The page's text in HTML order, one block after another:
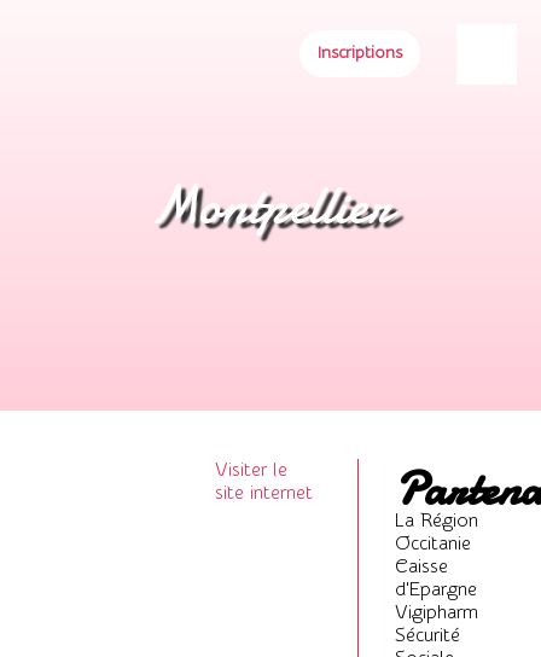
Montpellier
Visiter le
site internet
La Région
Occitanie
Caisse
d'Epargne
Vigipharm
Sécurité
Inscriptions